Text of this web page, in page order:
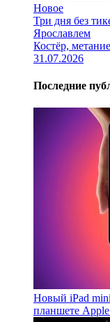
Новое
Три дня без
Ярославлем
Костёр,
31.07.2026
Последние
Новый iPad
планшете Apple